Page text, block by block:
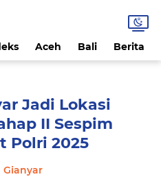
Aceh Bali Berita
Jadi Lokasi
II Sespim
Polri 2025
Gianyar